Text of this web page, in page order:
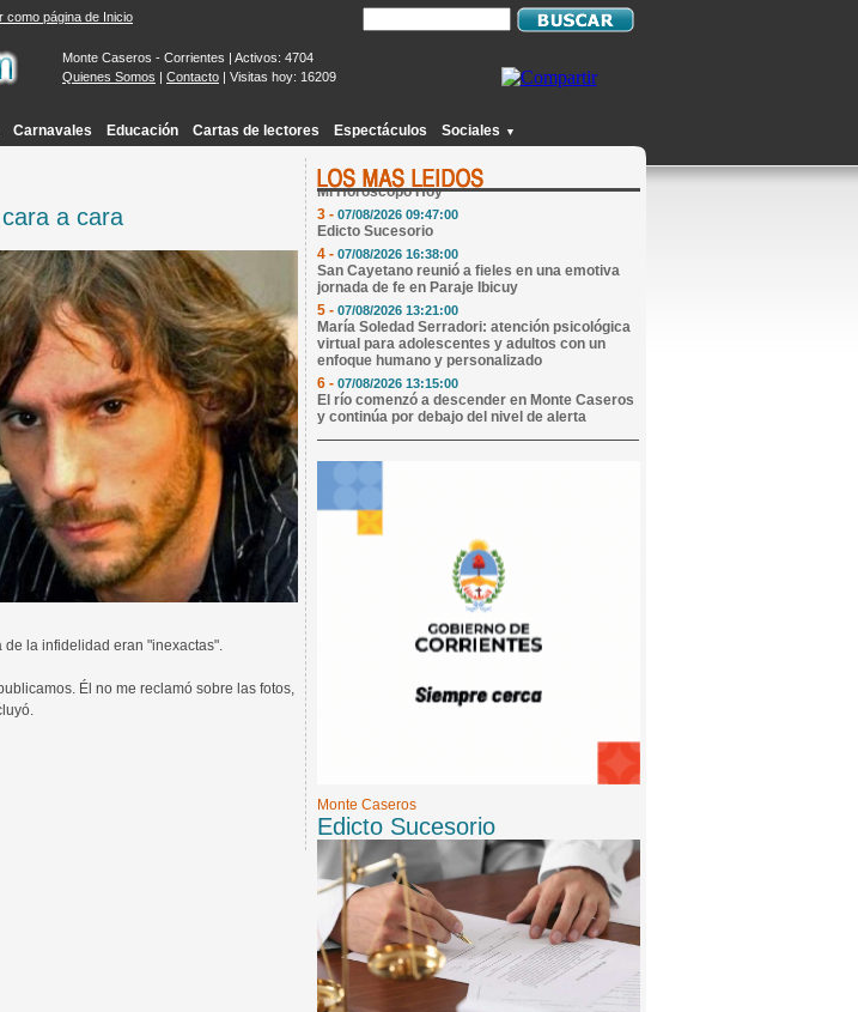
como página de Inicio
Monte Caseros - Corrientes | Activos: 4704
Quienes Somos | Contacto | Visitas hoy: 16209
Carnavales Educación Cartas de lectores Espectáculos Sociales ▼
a cara
la infidelidad eran "inexactas".
Él no me reclamó sobre las fotos,
de 9 años pueda crecer en familia
Mi Horóscopo Hoy
3 -07/08/2026 09:47:00
Edicto Sucesorio
4 -07/08/2026 16:38:00
San Cayetano reunió a fieles en una emotiva
jornada de fe en Paraje Ibicuy
5 -07/08/2026 13:21:00
María Soledad Serradori: atención psicológica
virtual para adolescentes y adultos con un
enfoque humano y personalizado
6 -07/08/2026 13:15:00
El río comenzó a descender en Monte Caseros
y continúa por debajo del nivel de alerta
Monte Caseros
Edicto Sucesorio